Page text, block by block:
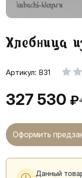
Хлебница
Артикул: ВЗ1
327 530 ₽
Оформить
Данный